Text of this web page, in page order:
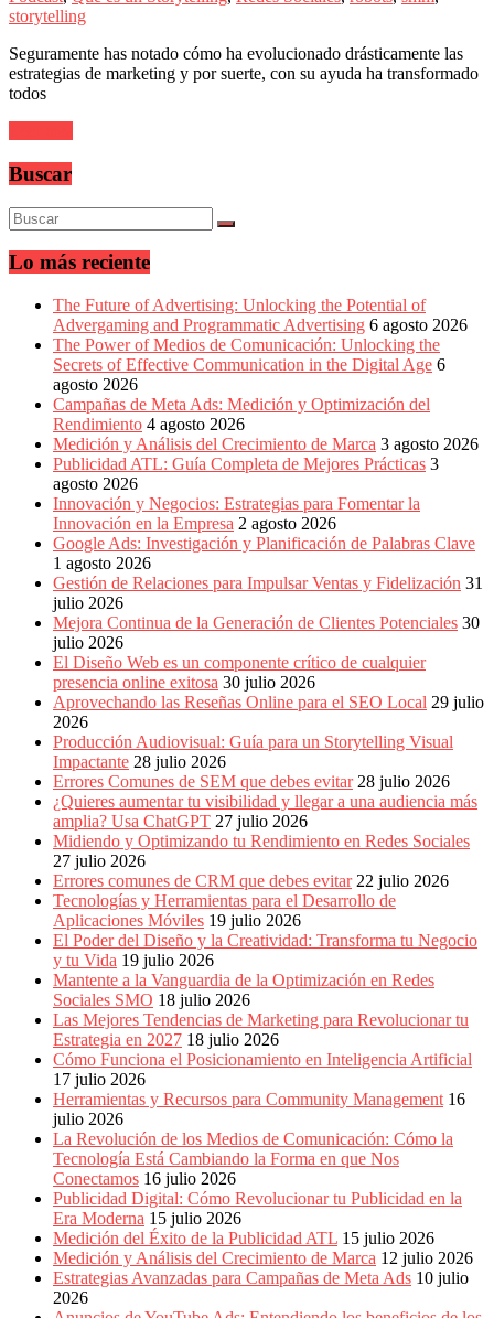
y
del
Marketing
en
social
Mercadeo
Interactivo,
Medios,
Publicidad,
Campañas
Publicitarias,
Agencias,
Empresas,
Negocios,
Tendencias,
Trendings,
Dinero,
Economía,
Diseño
Web,
Móviles,
Estrategias
Digitales,
Estrategias
Publicitarias,
Alianzas,
Clientes,
Innovación,
Tecnología,
Noticias,
Artículos,
Gente,
Contenidos
Calidad,
Eventos
Marketing,
Mercadotecnia,
Eventos
Publicitarios,
Colecciónes,
Marcas,
Insigns,
Radio,
Creatividad,
SEO,
Free
RRPP,
Comerciales,
Periodismo,
Revistas,
Magazines
ATL,
storytelling
Seguramente has notado cómo ha evolucionado drásticamente las
estrategias de marketing y por suerte, con su ayuda ha transformado
todos
Buscar
Lo más reciente
The Future of Advertising: Unlocking the Potential of
Advergaming and Programmatic Advertising 6 agosto 2026
The Power of Medios de Comunicación: Unlocking the
Secrets of Effective Communication in the Digital Age 6
agosto 2026
Campañas de Meta Ads: Medición y Optimización del
Rendimiento 4 agosto 2026
Medición y Análisis del Crecimiento de Marca 3 agosto 2026
Publicidad ATL: Guía Completa de Mejores Prácticas 3
agosto 2026
Innovación y Negocios: Estrategias para Fomentar la
Innovación en la Empresa 2 agosto 2026
Google Ads: Investigación y Planificación de Palabras Clave
1 agosto 2026
Gestión de Relaciones para Impulsar Ventas y Fidelización 31
julio 2026
Mejora Continua de la Generación de Clientes Potenciales 30
julio 2026
El Diseño Web es un componente crítico de cualquier
presencia online exitosa 30 julio 2026
Aprovechando las Reseñas Online para el SEO Local 29 julio
2026
Producción Audiovisual: Guía para un Storytelling Visual
Impactante 28 julio 2026
Errores Comunes de SEM que debes evitar 28 julio 2026
¿Quieres aumentar tu visibilidad y llegar a una audiencia más
amplia? Usa ChatGPT 27 julio 2026
Midiendo y Optimizando tu Rendimiento en Redes Sociales
27 julio 2026
Errores comunes de CRM que debes evitar 22 julio 2026
Tecnologías y Herramientas para el Desarrollo de
Aplicaciones Móviles 19 julio 2026
El Poder del Diseño y la Creatividad: Transforma tu Negocio
y tu Vida 19 julio 2026
Mantente a la Vanguardia de la Optimización en Redes
Sociales SMO 18 julio 2026
Las Mejores Tendencias de Marketing para Revolucionar tu
Estrategia en 2027 18 julio 2026
Cómo Funciona el Posicionamiento en Inteligencia Artificial
17 julio 2026
Herramientas y Recursos para Community Management 16
julio 2026
La Revolución de los Medios de Comunicación: Cómo la
Tecnología Está Cambiando la Forma en que Nos
Conectamos 16 julio 2026
Publicidad Digital: Cómo Revolucionar tu Publicidad en la
Era Moderna 15 julio 2026
Medición del Éxito de la Publicidad ATL 15 julio 2026
Medición y Análisis del Crecimiento de Marca 12 julio 2026
Estrategias Avanzadas para Campañas de Meta Ads 10 julio
2026